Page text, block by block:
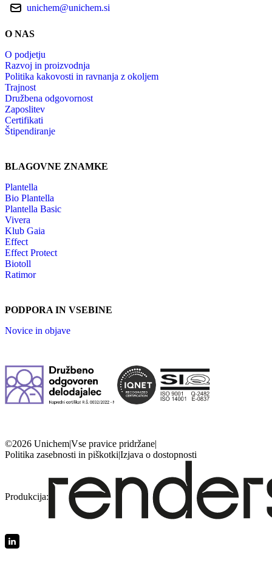
unichem@unichem.si
O NAS
O podjetju
Razvoj in proizvodnja
Politika kakovosti in ravnanja z okoljem
Trajnost
Družbena odgovornost
Zaposlitev
Certifikati
Štipendiranje
BLAGOVNE ZNAMKE
Plantella
Bio Plantella
Plantella Basic
Vivera
Klub Gaia
Effect
Effect Protect
Biotoll
Ratimor
PODPORA IN VSEBINE
Novice in objave
©2026 Unichem|Vse pravice pridržane|
Politika zasebnosti in piškotki|Izjava o dostopnosti
Produkcija: